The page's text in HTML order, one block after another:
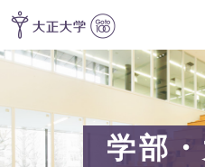
学部